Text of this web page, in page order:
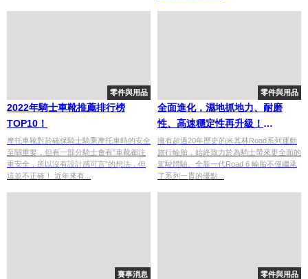
零件與用品
2022年騎士車靴推薦排行榜
TOP10！
摩托車靴對於確保騎士騎乘摩托車時的安全
至關重要，但有一部分騎士會有”車靴都注
重安全，所以沒有設計感可言”的想法，但
這並不正確！ 近年來有...
零件與用品
全面進化，濕地抓地力、耐磨
性、高速穩定性再升級！
MICHELIN Road 6系列輪胎深度
評測
擁有超過20年歷史的米其林Road系列運動
旅行輪胎，始終致力於為騎士帶來更全面的
駕駛體驗。全新一代Road 6 輪胎不僅繼承
了系列一貫的優點...
賽事消息 零件與用品